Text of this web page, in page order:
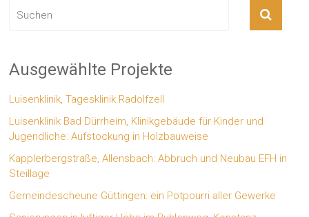
Ausgewählte Projekte
Luisenklinik, Tagesklinik Radolfzell
Luisenklinik Bad Dürrheim, Klinikgebäude für Kinder und
Jugendliche: Aufstockung in Holzbauweise
Kapplerbergstraße, Allensbach: Abbruch und Neubau EFH in
Steillage
Gemeindescheune Güttingen: ein Potpourri aller Gewerke